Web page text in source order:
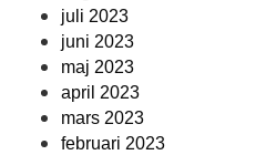
juli 2023
juni 2023
maj 2023
april 2023
mars 2023
februari 2023